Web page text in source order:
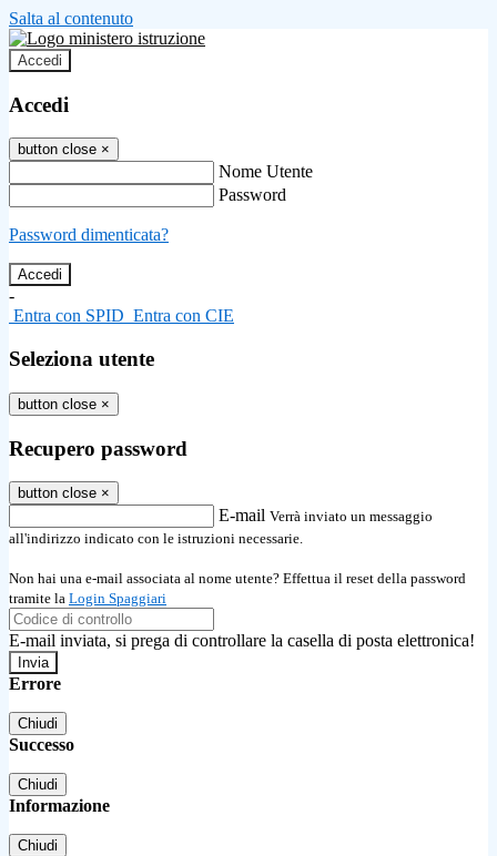
Salta al contenuto
Accedi
Accedi
button close ×
Nome Utente
Password
Password dimenticata?
-
Entra con SPID Entra con CIE
Seleziona utente
button close ×
Recupero password
button close ×
E-mail Verrà inviato un messaggio
all'indirizzo indicato con le istruzioni necessarie.
Non hai una e-mail associata al nome utente? Effettua il reset della password
tramite la Login Spaggiari
E-mail inviata, si prega di controllare la casella di posta elettronica!
Errore
Chiudi
Successo
Chiudi
Informazione
Chiudi